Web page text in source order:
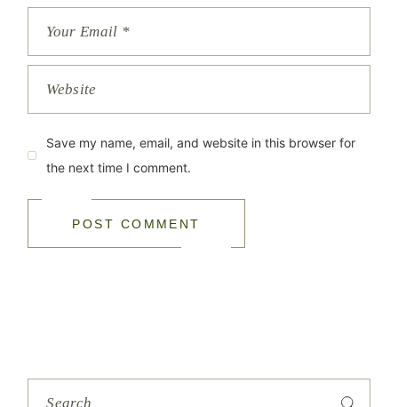
Save my name, email, and website in this browser for
the next time I comment.
POST COMMENT